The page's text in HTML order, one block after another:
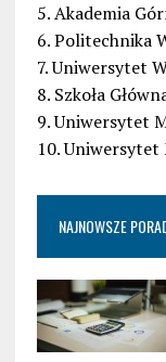
5. Akademia
6. Politechnika
7. Uniwersytet
8. Szkoła
9. Uniwersytet
10. Uniwersytet
NAJNOWSZE